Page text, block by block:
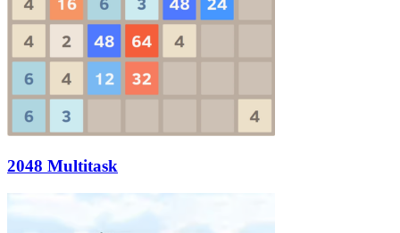
2048 Multitask